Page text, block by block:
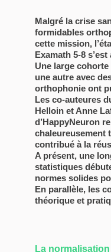
Malgré la crise
formidables
cette mission,
Examath 5-8
Une large
une autre avec
orthophonie ont
Les co-auteures
Helloin et Anne
d’HappyNeuron
chaleureusement
contribué à la
A présent, une
statistiques
normes solides
En parallèle, les
théorique et
La